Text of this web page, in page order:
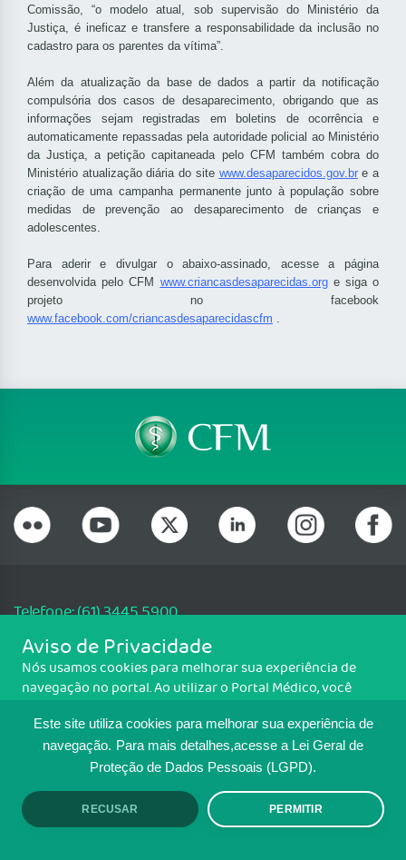
Este site utiliza cookies para melhorar sua experiência de
navegação. Para mais detalhes,acesse a Lei Geral de
Proteção de Dados Pessoais (LGPD).
RECUSAR PERMITIR
Comissão, “o modelo atual, sob supervisão do Ministério da
Justiça, é ineficaz e transfere a responsabilidade da inclusão no
cadastro para os parentes da vítima”.
Além da atualização da base de dados a partir da notificação
compulsória dos casos de desaparecimento, obrigando que as
informações sejam registradas em boletins de ocorrência e
automaticamente repassadas pela autoridade policial ao Ministério
da Justiça, a petição capitaneada pelo CFM também cobra do
Ministério atualização diária do site www.desaparecidos.gov.bre a
criação de uma campanha permanente junto à população sobre
medidas de prevenção ao desaparecimento de crianças e
adolescentes.
Para aderir e divulgar o abaixo-assinado, acesse a página
desenvolvida pelo CFM www.criancasdesaparecidas.orge siga o
projeto no facebook
www.facebook.com/criancasdesaparecidascfm .
Telefone: (61) 3445 5900
Email: cfm@portalmedico.org.br
SGAS 616, Conjunto D, Lote 115, L2 Sul, Brasília/DF - CEP: 70200-760 -
CNPJ: 33.583.550/0001-30
MAPA DO SITE
TRANSPARÊNCIA E PRESTAÇÃO DE
CONTAS
Aviso de Privacidade
Nós usamos cookies para melhorar sua experiência de
navegação no portal. Ao utilizar o Portal Médico, você
Para ter mais informações sobre como isso é feito, acesse
Política de cookies. Se você concorda, clique em ACEITO.
ACEITO